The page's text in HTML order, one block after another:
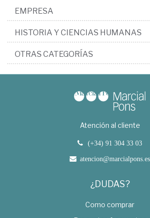
EMPRESA
HISTORIA Y CIENCIAS HUMANAS
OTRAS CATEGORÍAS
Atención al cliente
(+34) 91 304 33 03
atencion@marcialpons.es
¿DUDAS?
Como comprar